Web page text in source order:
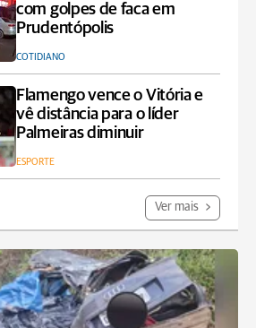
com golpes de faca em
Prudentópolis
COTIDIANO
Flamengo vence o Vitória e
vê distância para o líder
Palmeiras diminuir
ESPORTE
Ver mais